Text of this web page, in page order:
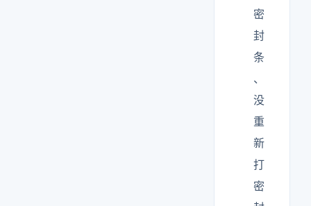
密
封
条
、
没
重
新
打
密